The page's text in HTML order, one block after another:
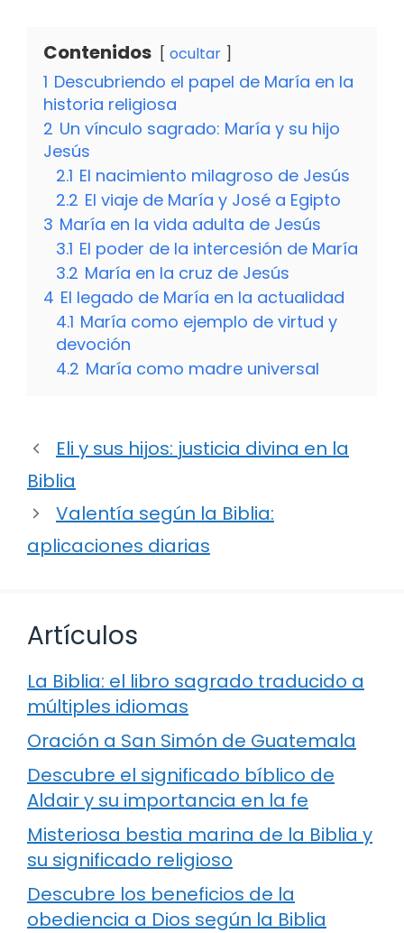
Contenidos ocultar
1 Descubriendo el papel de María en la
historia religiosa
2 Un vínculo sagrado: María y su hijo
Jesús
2.1 El nacimiento milagroso de Jesús
2.2 El viaje de María y José a Egipto
3 María en la vida adulta de Jesús
3.1 El poder de la intercesión de María
3.2 María en la cruz de Jesús
4 El legado de María en la actualidad
4.1 María como ejemplo de virtud y
devoción
4.2 María como madre universal
Eli y sus hijos: justicia divina en la
Biblia
Valentía según la Biblia:
aplicaciones diarias
Artículos
La Biblia: el libro sagrado traducido a
múltiples idiomas
Oración a San Simón de Guatemala
Descubre el significado bíblico de
Aldair y su importancia en la fe
Misteriosa bestia marina de la Biblia y
su significado religioso
Descubre los beneficios de la
obediencia a Dios según la Biblia